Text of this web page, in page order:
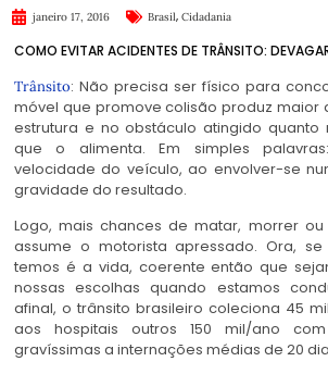
janeiro 17, 2016 Brasil, Cidadania
COMO EVITAR ACIDENTES DE TRÂNSITO:
Trânsito: Não precisa ser físico para
móvel que promove colisão produz maior
estrutura e no obstáculo atingido
que o alimenta. Em simples
velocidade do veículo, ao envolver-se
gravidade do resultado.
Logo, mais chances de matar, morrer
assume o motorista apressado. Ora,
temos é a vida, coerente então que
nossas escolhas quando estamos
afinal, o trânsito brasileiro coleciona 45
aos hospitais outros 150 mil/ano
gravíssimas a internações médias de 20